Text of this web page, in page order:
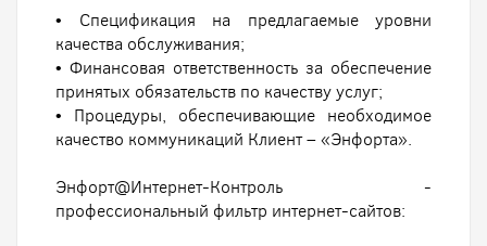
• Спецификация на предлагаемые уровни
качества обслуживания;
• Финансовая ответственность за обеспечение
принятых обязательств по качеству услуг;
• Процедуры, обеспечивающие необходимое
качество коммуникаций Клиент – «Энфорта».
Энфорт@Интернет-Контроль -
профессиональный фильтр интернет-сайтов: